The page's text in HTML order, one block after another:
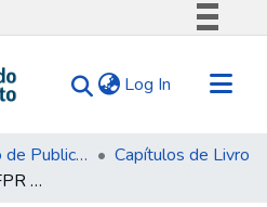
Comunica BR
Acesso à informação
Log In (current)
Navegar por Tipo de Publicação
Capítulos de Livro
As Contribuições da UFPR Setor Litoral trazidas à região litorânea do Paraná a partir da implementação de seus cursos : uma análise sob a perspectiva dos(as) egressos(as)